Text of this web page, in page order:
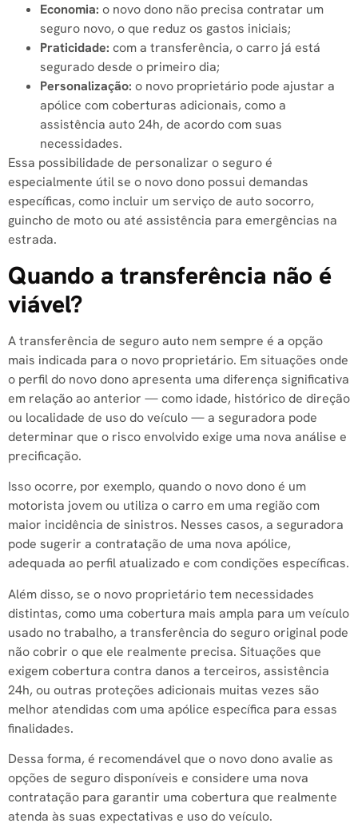
Economia: o novo dono não precisa contratar um
seguro novo, o que reduz os gastos iniciais;
Praticidade: com a transferência, o carro já está
segurado desde o primeiro dia;
Personalização: o novo proprietário pode ajustar a
apólice com coberturas adicionais, como a
assistência auto 24h, de acordo com suas
necessidades.
Essa possibilidade de personalizar o seguro é
especialmente útil se o novo dono possui demandas
específicas, como incluir um serviço de auto socorro,
guincho de moto ou até assistência para emergências na
estrada.
Quando a transferência não é
viável?
A transferência de seguro auto nem sempre é a opção
mais indicada para o novo proprietário. Em situações onde
o perfil do novo dono apresenta uma diferença significativa
em relação ao anterior — como idade, histórico de direção
ou localidade de uso do veículo — a seguradora pode
determinar que o risco envolvido exige uma nova análise e
precificação.
Isso ocorre, por exemplo, quando o novo dono é um
motorista jovem ou utiliza o carro em uma região com
maior incidência de sinistros. Nesses casos, a seguradora
pode sugerir a contratação de uma nova apólice,
adequada ao perfil atualizado e com condições específicas.
Além disso, se o novo proprietário tem necessidades
distintas, como uma cobertura mais ampla para um veículo
usado no trabalho, a transferência do seguro original pode
não cobrir o que ele realmente precisa. Situações que
exigem cobertura contra danos a terceiros, assistência
24h, ou outras proteções adicionais muitas vezes são
melhor atendidas com uma apólice específica para essas
finalidades.
Dessa forma, é recomendável que o novo dono avalie as
opções de seguro disponíveis e considere uma nova
contratação para garantir uma cobertura que realmente
atenda às suas expectativas e uso do veículo.